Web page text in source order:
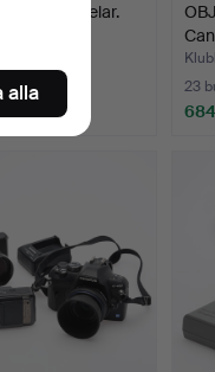
mm 12 delar.
23
alla